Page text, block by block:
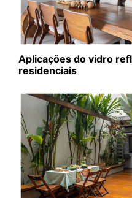
Aplicações do vidro
residenciais